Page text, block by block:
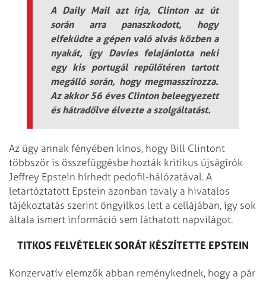
A Daily Mail azt írja, Clinton az út
során arra panaszkodott, hogy
elfeküdte a gépen való alvás közben a
nyakát, így Davies felajánlotta neki
egy kis portugál repülőtéren tartott
megálló során, hogy megmasszírozza.
Az akkor 56 éves Clinton beleegyezett
és hátradőlve élvezte a szolgáltatást.
Az ügy annak fényében kínos, hogy Bill Clintont
többször is összefüggésbe hozták kritikus újságírók
Jeffrey Epstein hírhedt pedofil-hálózatával. A
letartóztatott Epstein azonban tavaly a hivatalos
tájékoztatás szerint öngyilkos lett a cellájában, így sok
általa ismert információ sem láthatott napvilágot.
TITKOS FELVÉTELEK SORÁT KÉSZÍTETTE EPSTEIN
Konzervatív elemzők abban reménykednek, hogy a pár